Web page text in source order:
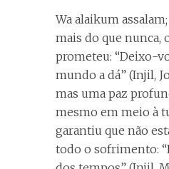
Wa alaikum
mais do que nunca,
prometeu: “Deixo-
mundo a dá” (Injil,
mas uma paz
mesmo em meio à
garantiu que não
todo o sofrimento: